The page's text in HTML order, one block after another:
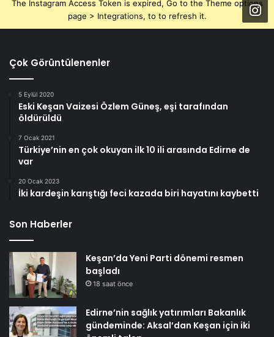
The Instagram Access Token is expired, Go to the Theme options
page > Integrations, to to refresh it.
Çok Görüntülenenler
5 Eylül 2020
Eski Keşan Vaizesi Özlem Güneş, eşi tarafından
öldürüldü
7 Ocak 2021
Türkiye’nin en çok okuyan ilk 10 ili arasında Edirne de
var
20 Ocak 2023
İki kardeşin karıştığı feci kazada biri hayatını kaybetti
Son Haberler
Keşan’da Yeni Parti dönemi resmen
başladı
18 saat önce
Edirne’nin sağlık yatırımları Bakanlık
gündeminde: Aksal’dan Keşan için iki